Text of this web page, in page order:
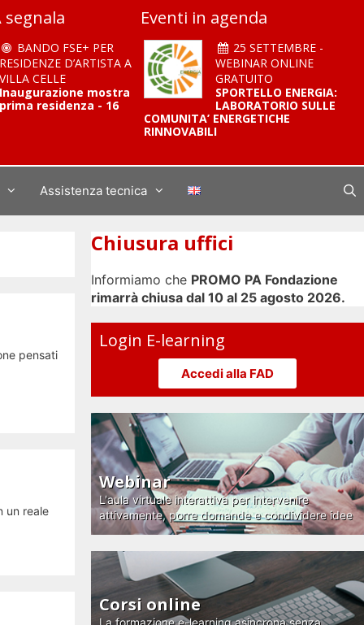
segnala
BANDO FSE+ PER
RESIDENZE D’ARTISTA A
VILLA CELLE
Inaugurazione mostra
prima residenza - 16
Eventi in agenda
25 SETTEMBRE -
WEBINAR ONLINE
GRATUITO
SPORTELLO ENERGIA:
LABORATORIO SULLE
COMUNITA’ ENERGETICHE
RINNOVABILI
Assistenza tecnica
pensati
un reale
Chiusura uffici
Informiamo che PROMO PA Fondazione
rimarrà chiusa dal 10 al 25 agosto 2026.
Login E-learning
Accedi alla FAD
Webinar
L'aula virtuale interattiva per intervenire
attivamente, porre domande e condividere idee
Corsi online
La formazione e-learning asincrona senza